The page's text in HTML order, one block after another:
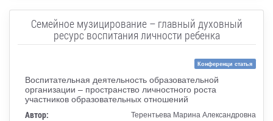
Семейное музицирование – главный духовный
ресурс воспитания личности ребенка
Конференци статья
Воспитательная деятельность образовательной
организации – пространство личностного роста
участников образовательных отношений
Автор: Терентьева Марина Александровна